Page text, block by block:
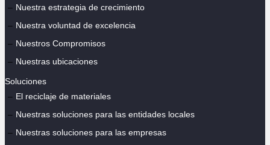
Nuestra estrategia de crecimiento
Nuestra voluntad de excelencia
Nuestros Compromisos
Nuestras ubicaciones
Soluciones
El reciclaje de materiales
Nuestras soluciones para las entidades locales
Nuestras soluciones para las empresas